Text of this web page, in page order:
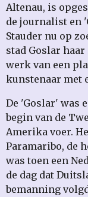
Altenau, is
de journalist en
Stauder nu op
stad Goslar
werk van een
kunstenaar met
De 'Goslar' was
begin van de
Amerika voer.
Paramaribo, de
was toen een
de dag dat
bemanning